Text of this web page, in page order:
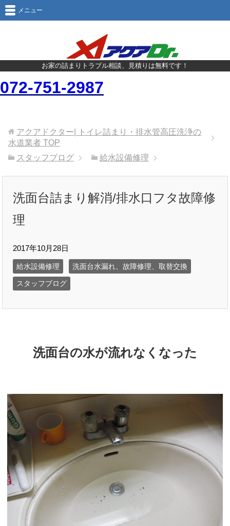
お家の詰まりトラブル相談、見積りは無料です！
072-751-2987
メニュー
アクアドクター| トイレ詰まり・排水管高圧洗浄の
水道業者 TOP
スタッフブログ
給水設備修理
洗面台詰まり解消/排水口フタ故障修
理
2017年10月28日
給水設備修理 洗面台水漏れ、故障修理、取替交換
スタッフブログ
洗面台の水が流れなくなった